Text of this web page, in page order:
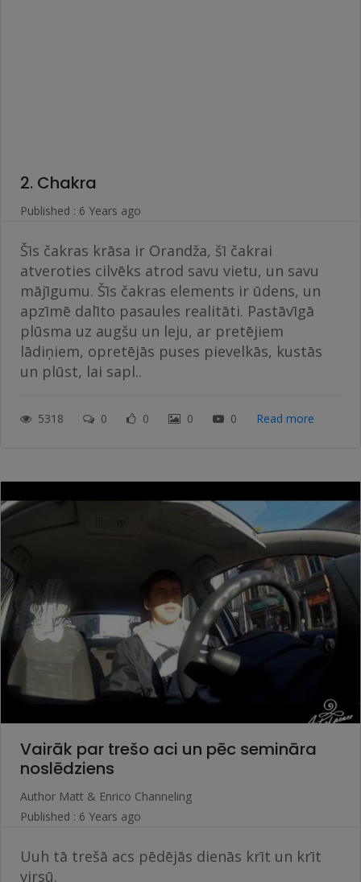
2. Chakra
Published : 6 Years ago
Šīs čakras krāsa ir Orandža, šī čakrai
atveroties cilvēks atrod savu vietu, un savu
mājīgumu. Šīs čakras elements ir ūdens, un
apzīmē dalīto pasaules realitāti. Pastāvīgā
plūsma uz augšu un leju, ar pretējiem
lādiņiem, opretējās puses pievelkās, kustās
un plūst, lai sapl..
5318 0 0 0 0 Read more
Vairāk par trešo aci un pēc semināra
noslēdziens
Author Matt & Enrico Channeling
Published : 6 Years ago
Uuh tā trešā acs pēdējās dienās krīt un krīt
virsū.